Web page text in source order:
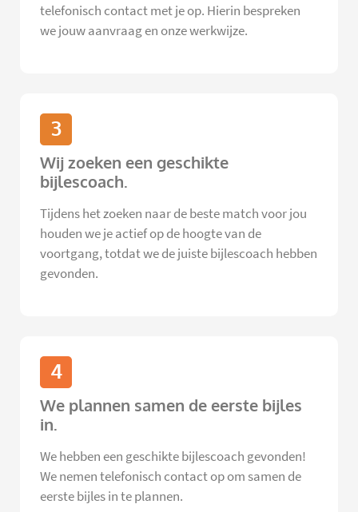
telefonisch contact met je op. Hierin bespreken
we jouw aanvraag en onze werkwijze.
3
Wij zoeken een geschikte
bijlescoach.
Tijdens het zoeken naar de beste match voor jou
houden we je actief op de hoogte van de
voortgang, totdat we de juiste bijlescoach hebben
gevonden.
4
We plannen samen de eerste bijles
in.
We hebben een geschikte bijlescoach gevonden!
We nemen telefonisch contact op om samen de
eerste bijles in te plannen.